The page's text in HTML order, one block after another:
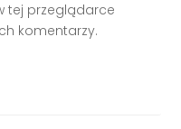
tej przeglądarce
komentarzy.